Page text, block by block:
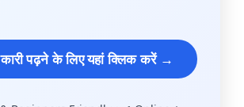
पढ़ने के लिए यहां क्लिक करें →